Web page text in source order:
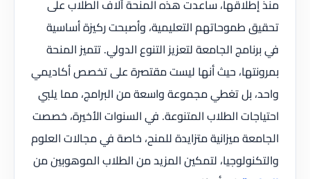
منذ إطلاقها، ساعدت هذه المنحة آلاف الطلاب على
تحقيق طموحاتهم التعليمية، وأصبحت ركيزة أساسية
في برنامج الجامعة لتعزيز التنوع الدولي. تتميز المنحة
بمرونتها، حيث أنها ليست مقتصرة على تخصص أكاديمي
واحد، بل تغطي مجموعة واسعة من البرامج، مما يلبي
احتياجات الطلاب المتنوعة. في السنوات الأخيرة، خصصت
الجامعة ميزانية متزايدة للمنح، خاصة في مجالات العلوم
والتكنولوجيا، لتمكين المزيد من الطلاب الموهوبين من